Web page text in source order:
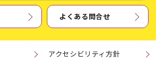
よくある問合せ
アクセシビリティ方針